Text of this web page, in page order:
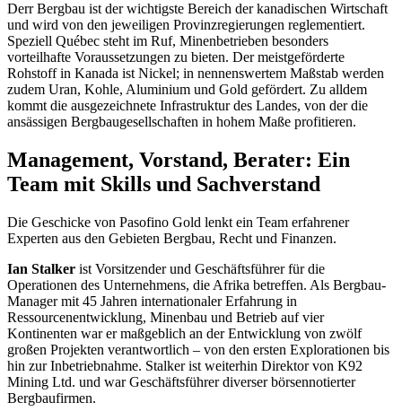
Derr Bergbau ist der wichtigste Bereich der kanadischen Wirtschaft
und wird von den jeweiligen Provinzregierungen reglementiert.
Speziell Québec steht im Ruf, Minenbetrieben besonders
vorteilhafte Voraussetzungen zu bieten. Der meistgeförderte
Rohstoff in Kanada ist Nickel; in nennenswertem Maßstab werden
zudem Uran, Kohle, Aluminium und Gold gefördert. Zu alldem
kommt die ausgezeichnete Infrastruktur des Landes, von der die
ansässigen Bergbaugesellschaften in hohem Maße profitieren.
Management, Vorstand, Berater: Ein
Team mit Skills und Sachverstand
Die Geschicke von Pasofino Gold lenkt ein Team erfahrener
Experten aus den Gebieten Bergbau, Recht und Finanzen.
Ian Stalker ist Vorsitzender und Geschäftsführer für die
Operationen des Unternehmens, die Afrika betreffen. Als Bergbau-
Manager mit 45 Jahren internationaler Erfahrung in
Ressourcenentwicklung, Minenbau und Betrieb auf vier
Kontinenten war er maßgeblich an der Entwicklung von zwölf
großen Projekten verantwortlich – von den ersten Explorationen bis
hin zur Inbetriebnahme. Stalker ist weiterhin Direktor von K92
Mining Ltd. und war Geschäftsführer diverser börsennotierter
Bergbaufirmen.